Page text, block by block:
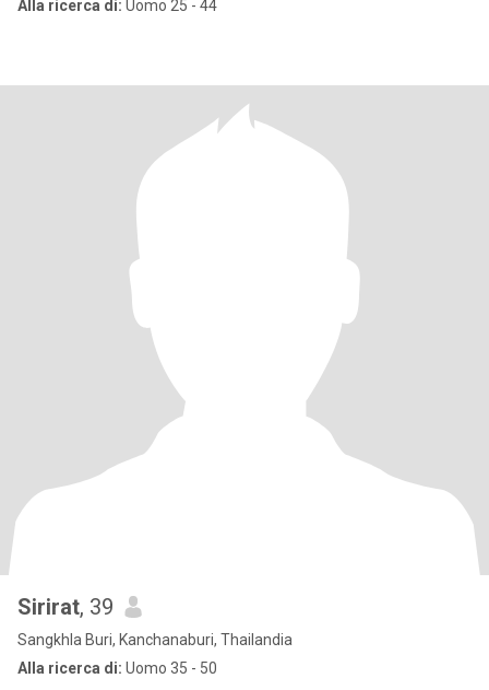
Alla ricerca di: Uomo 25 - 44
Sirirat, 39
Sangkhla Buri, Kanchanaburi, Thailandia
Alla ricerca di: Uomo 35 - 50